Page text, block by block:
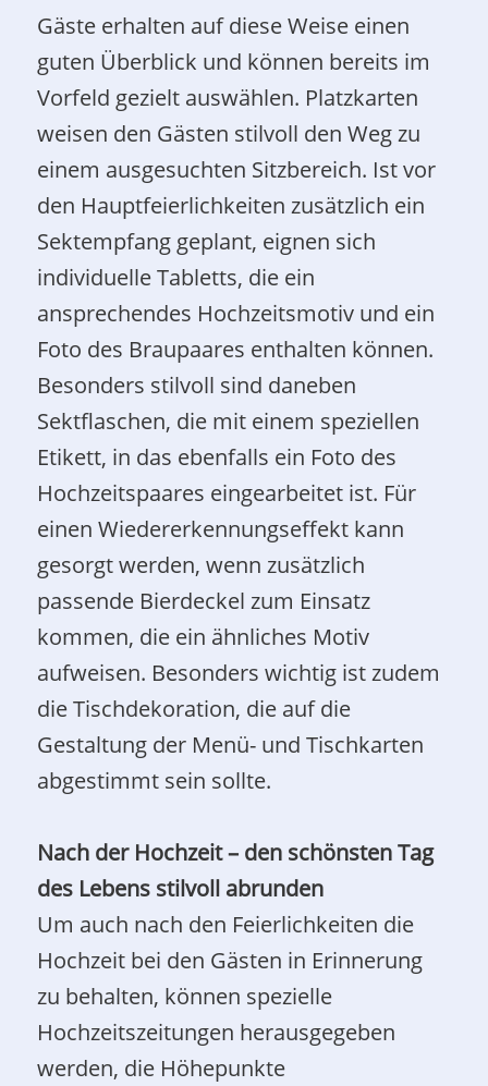
Gäste erhalten auf diese Weise einen
guten Überblick und können bereits im
Vorfeld gezielt auswählen. Platzkarten
weisen den Gästen stilvoll den Weg zu
einem ausgesuchten Sitzbereich. Ist vor
den Hauptfeierlichkeiten zusätzlich ein
Sektempfang geplant, eignen sich
individuelle Tabletts, die ein
ansprechendes Hochzeitsmotiv und ein
Foto des Braupaares enthalten können.
Besonders stilvoll sind daneben
Sektflaschen, die mit einem speziellen
Etikett, in das ebenfalls ein Foto des
Hochzeitspaares eingearbeitet ist. Für
einen Wiedererkennungseffekt kann
gesorgt werden, wenn zusätzlich
passende Bierdeckel zum Einsatz
kommen, die ein ähnliches Motiv
aufweisen. Besonders wichtig ist zudem
die Tischdekoration, die auf die
Gestaltung der Menü- und Tischkarten
abgestimmt sein sollte.
Nach der Hochzeit – den schönsten Tag
des Lebens stilvoll abrunden
Um auch nach den Feierlichkeiten die
Hochzeit bei den Gästen in Erinnerung
zu behalten, können spezielle
Hochzeitszeitungen herausgegeben
werden, die Höhepunkte